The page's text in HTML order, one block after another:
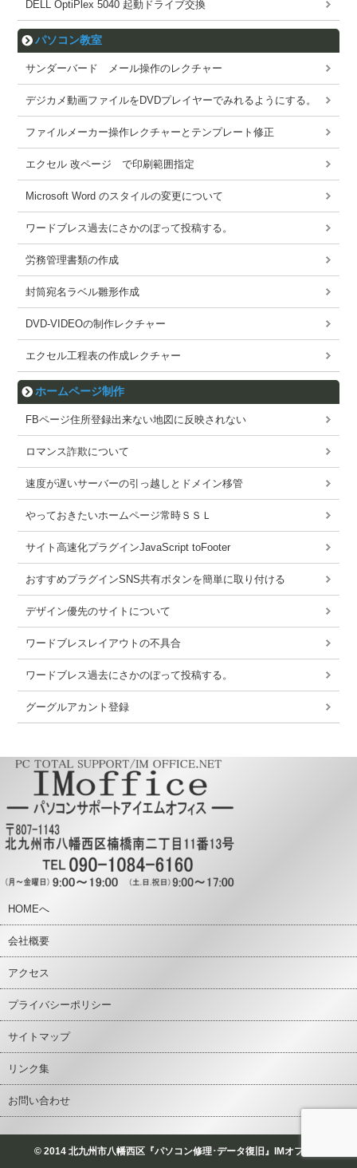
DELL OptiPlex 5040 起動ドライブ交換
パソコン教室
サンダーバード メール操作のレクチャー
デジカメ動画ファイルをDVDプレイヤーでみれるようにする。
ファイルメーカー操作レクチャーとテンプレート修正
エクセル 改ページ で印刷範囲指定
Microsoft Word のスタイルの変更について
ワードブレス過去にさかのぼって投稿する。
労務管理書類の作成
封筒宛名ラベル雛形作成
DVD-VIDEOの制作レクチャー
エクセル工程表の作成レクチャー
ホームページ制作
FBページ住所登録出来ない地図に反映されない
ロマンス詐欺について
速度が遅いサーバーの引っ越しとドメイン移管
やっておきたいホームページ常時ＳＳＬ
サイト高速化プラグインJavaScript toFooter
おすすめプラグインSNS共有ボタンを簡単に取り付ける
デザイン優先のサイトについて
ワードブレスレイアウトの不具合
ワードブレス過去にさかのぼって投稿する。
グーグルアカント登録
HOMEへ
会社概要
アクセス
プライバシーポリシー
サイトマップ
リンク集
お問い合わせ
© 2014 北九州市八幡西区『パソコン修理･データ復旧』IMオフィス